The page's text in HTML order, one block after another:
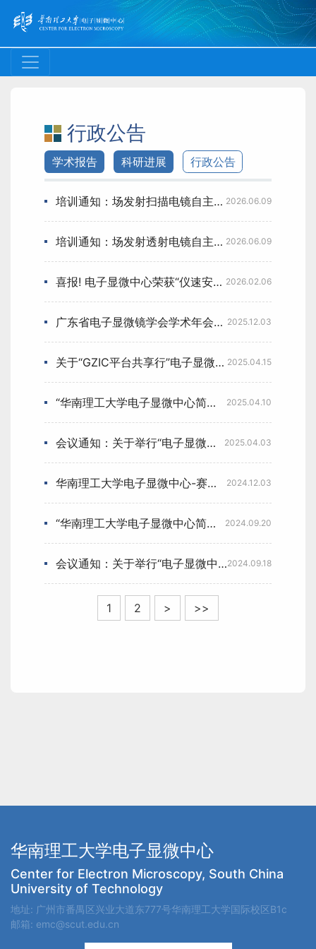
行政公告
学术报告 科研进展 行政公告
培训通知：场发射扫描电镜自主上机培训 2026.06.09
培训通知：场发射透射电镜自主上机培训 2026.06.09
喜报! 电子显微中心荣获“仪速安杯”一等奖 展现大型仪器共享创新实践 2026.02.06
广东省电子显微镜学会学术年会暨大湾区显微科学与技术联盟冬季论坛（2025）圆满举行 2025.12.03
关于“GZIC平台共享行”电子显微中心 宣讲活动的通知（大学城校区专场） 2025.04.15
“华南理工大学电子显微中心简介”宣讲会（五山校区专场）顺利举行 2025.04.10
会议通知：关于举行“电子显微中心”宣讲会的通知（五山校区专场） 2025.04.03
华南理工大学电子显微中心-赛默飞世尔科技“前沿电子显微方法及应用” 学术研讨会顺利举行 2024.12.03
“华南理工大学电子显微中心简介”宣讲会顺利举行 2024.09.20
会议通知：关于举行“电子显微中心”宣讲会的通知2024.09.18
1 2 > >>
华南理工大学电子显微中心
Center for Electron Microscopy, South China
University of Technology
地址: 广州市番禺区兴业大道东777号华南理工大学国际校区B1c
邮箱: emc@scut.edu.cn